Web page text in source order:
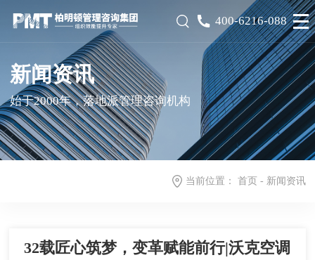
400-6216-088
新闻资讯
始于2000年，落地派管理咨询机构
当前位置： 首页- 新闻资讯
32载匠心筑梦，变革赋能前行|沃克空调